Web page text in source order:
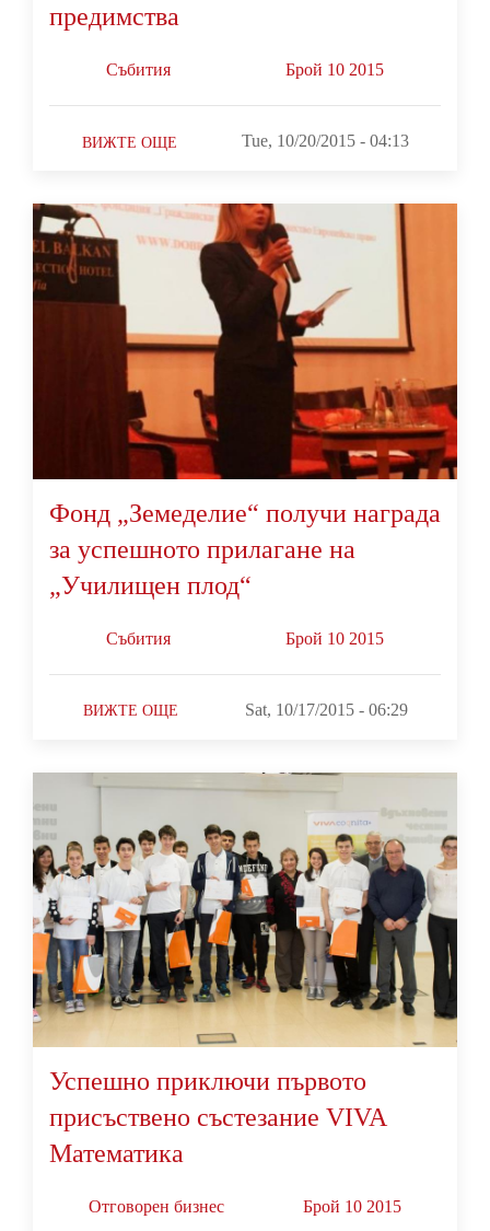
предимства
Събития Брой 10 2015
ВИЖТЕ ОЩЕ Tue, 10/20/2015 - 04:13
Фонд „Земеделие“ получи награда
за успешното прилагане на
„Училищен плод“
Събития Брой 10 2015
ВИЖТЕ ОЩЕ Sat, 10/17/2015 - 06:29
Успешно приключи първото
присъствено състезание VIVA
Математика
Oтговорен бизнес Брой 10 2015